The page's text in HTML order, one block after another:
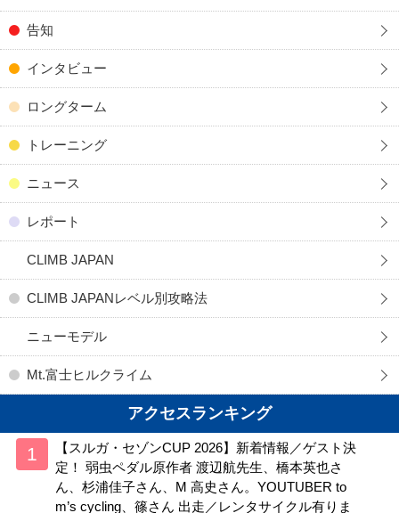
告知
インタビュー
ロングターム
トレーニング
ニュース
レポート
CLIMB JAPAN
CLIMB JAPANレベル別攻略法
ニューモデル
Mt.富士ヒルクライム
アクセスランキング
【スルガ・セゾンCUP 2026】新着情報／ゲスト決
定！ 弱虫ペダル原作者 渡辺航先生、橋本英也さ
ん、杉浦佳子さん、M 高史さん。YOUTUBER to
m’s cycling、篠さん 出走／レンタサイクル有りま